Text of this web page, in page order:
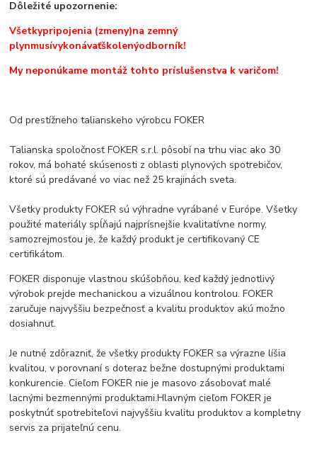
Dôležité upozornenie:
Všetkypripojenia (zmeny)na zemný
plynmusívykonávaťškolenýodborník!
My neponúkame montáž tohto príslušenstva k varičom!
Od prestížneho talianskeho výrobcu FOKER
Talianska spoločnosť FOKER s.r.l. pôsobí na trhu viac ako 30
rokov, má bohaté skúsenosti z oblasti plynových spotrebičov,
ktoré sú predávané vo viac než 25 krajinách sveta.
Všetky produkty FOKER sú výhradne vyrábané v Európe. Všetky
použité materiály spĺňajú najprísnejšie kvalitatívne normy,
samozrejmosťou je, že každý produkt je certifikovaný CE
certifikátom.
FOKER disponuje vlastnou skúšobňou, keď každý jednotlivý
výrobok prejde mechanickou a vizuálnou kontrolou. FOKER
zaručuje najvyššiu bezpečnosť a kvalitu produktov akú možno
dosiahnuť.
Je nutné zdôrazniť, že všetky produkty FOKER sa výrazne líšia
kvalitou, v porovnaní s doteraz bežne dostupnými produktami
konkurencie. Cieľom FOKER nie je masovo zásobovať malé
lacnými bezmennými produktami.Hlavným cieľom FOKER je
poskytnúť spotrebiteľovi najvyššiu kvalitu produktov a kompletny
servis za prijateľnú cenu.